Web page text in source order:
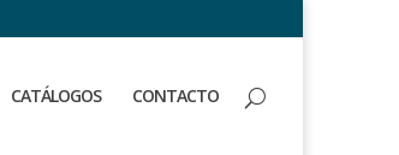
CATÁLOGOS CONTACTO